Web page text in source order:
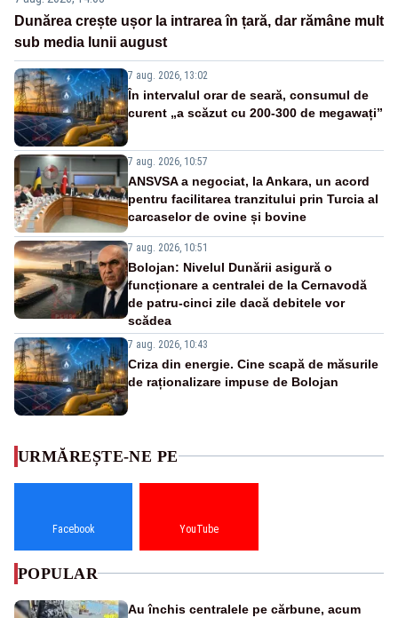
Dunărea crește ușor la intrarea în țară, dar rămâne mult
sub media lunii august
7 aug. 2026, 13:02
În intervalul orar de seară, consumul de
curent „a scăzut cu 200-300 de megawați”
7 aug. 2026, 10:57
ANSVSA a negociat, la Ankara, un acord
pentru facilitarea tranzitului prin Turcia al
carcaselor de ovine și bovine
7 aug. 2026, 10:51
Bolojan: Nivelul Dunării asigură o
funcționare a centralei de la Cernavodă
de patru-cinci zile dacă debitele vor
scădea
7 aug. 2026, 10:43
Criza din energie. Cine scapă de măsurile
de raționalizare impuse de Bolojan
URMĂREȘTE-NE PE
Facebook YouTube
POPULAR
Au închis centralele pe cărbune, acum